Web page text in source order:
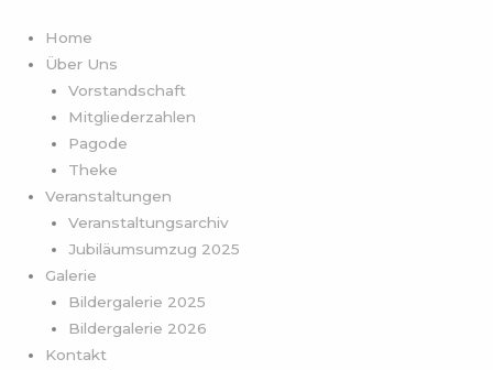
Home
Über Uns
Vorstandschaft
Mitgliederzahlen
Pagode
Theke
Veranstaltungen
Veranstaltungsarchiv
Jubiläumsumzug 2025
Galerie
Bildergalerie 2025
Bildergalerie 2026
Kontakt